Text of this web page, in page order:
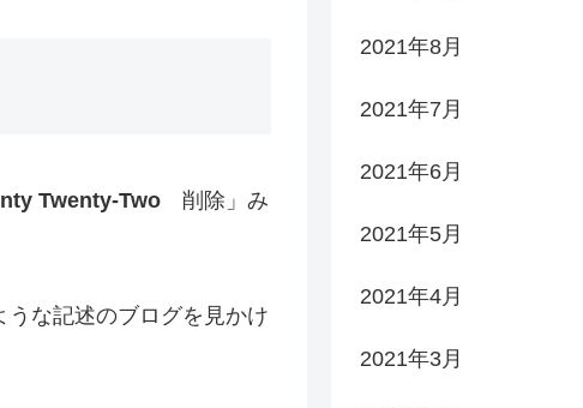
Twenty-Two 削除」み
な記述のブログを見かけ
2021年8月
2021年7月
2021年6月
2021年5月
2021年4月
2021年3月